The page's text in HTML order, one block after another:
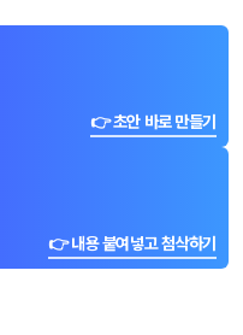
👉 초안 바로 만들기
👉 내용 붙여넣고 첨삭하기